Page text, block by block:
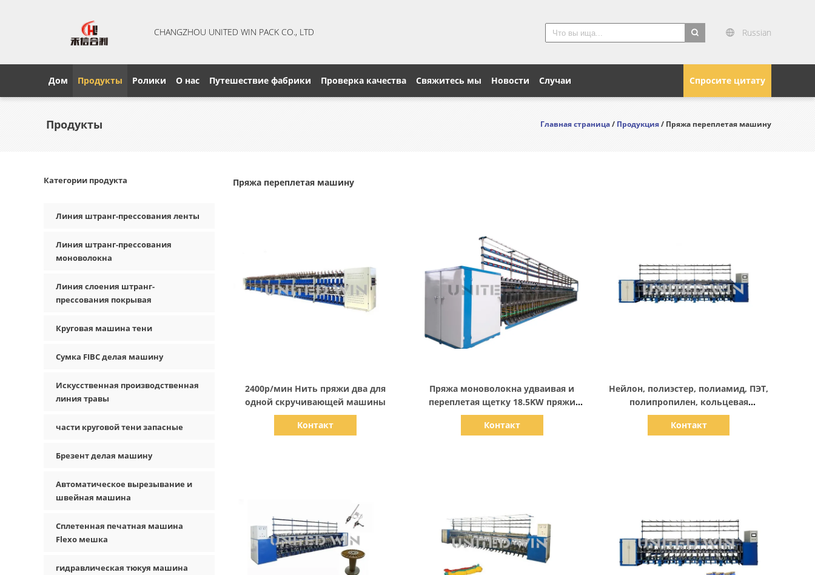
CHANGZHOU UNITED WIN PACK CO., LTD
Russian
Спросите цитату
Дом Продукты Ролики О нас Путешествие фабрики Проверка качества Свяжитесь мы Новости Случаи
Продукты Главная страница/Продукция/ Пряжа переплетая машину
Категории продукта
Линия штранг-прессования ленты
Линия штранг-прессования
моноволокна
Линия слоения штранг-
прессования покрывая
Круговая машина тени
Сумка FIBC делая машину
Искусственная производственная
линия травы
части круговой тени запасные
Брезент делая машину
Автоматическое вырезывание и
швейная машина
Сплетенная печатная машина
Flexo мешка
гидравлическая тюкуя машина
Пряжа переплетая машину
2400р/мин Нить пряжи два для
одной скручивающей машины
Контакт
Пряжа моноволокна удваивая и
переплетая щетку 18.5KW пряжи
Mop машины
Контакт
Нейлон, полиэстер, полиамид, ПЭТ,
полипропилен, кольцевая
прядильная машина, крутильная
машина «два в одном».
Контакт